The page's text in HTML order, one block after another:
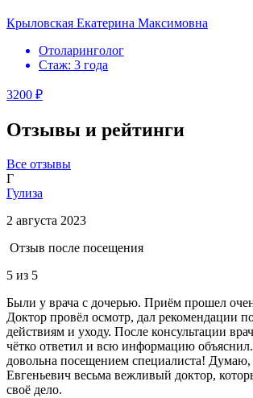
Крыловская Екатерина Максимовна
Отоларинголог
Стаж: 3 года
3200 ₽
Отзывы и рейтинги
Все отзывы
Г
Гулиза
2 августа 2023
Отзыв после посещения
5 из 5
Были у врача с дочерью. Приём прошел
Доктор провёл осмотр, дал рекомендации
действиям и уходу. После консультации
чётко ответил и всю информацию объяснил.
довольна посещением специалиста!
Евгеньевич весьма вежливый доктор,
своё дело.